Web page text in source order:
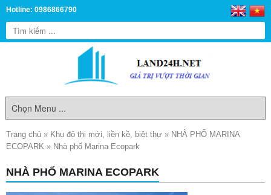
Hotline: 0986866790
Trang chủ » Khu đô thị mới, liền kề, biệt thự » NHÀ PHỐ MARINA
ECOPARK » Nhà phố Marina Ecopark
NHÀ PHỐ MARINA ECOPARK